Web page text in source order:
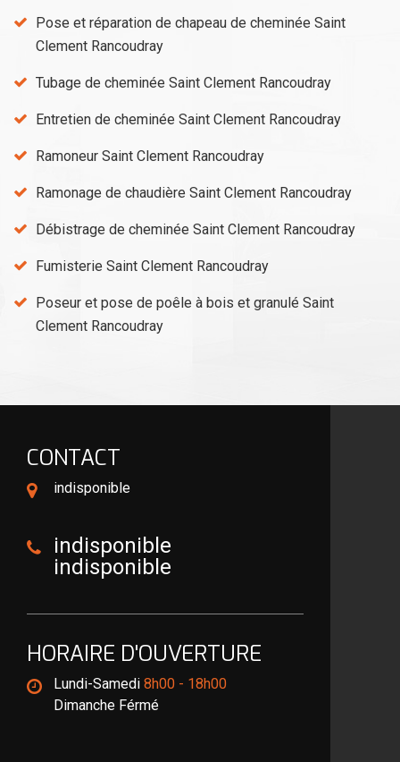
Pose et réparation de chapeau de cheminée Saint
Clement Rancoudray
Tubage de cheminée Saint Clement Rancoudray
Entretien de cheminée Saint Clement Rancoudray
Ramoneur Saint Clement Rancoudray
Ramonage de chaudière Saint Clement Rancoudray
Débistrage de cheminée Saint Clement Rancoudray
Fumisterie Saint Clement Rancoudray
Poseur et pose de poêle à bois et granulé Saint
Clement Rancoudray
CONTACT
indisponible
indisponible
indisponible
HORAIRE D'OUVERTURE
Lundi-Samedi 8h00 - 18h00
Dimanche Férmé